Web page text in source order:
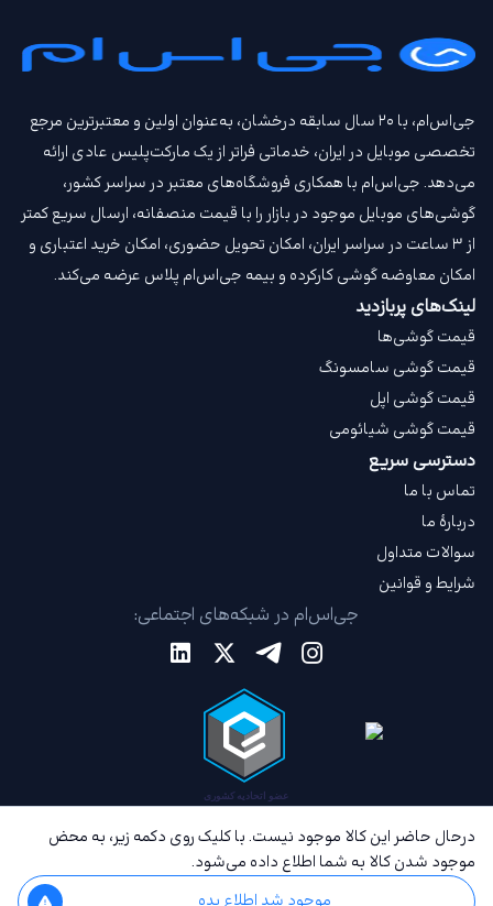
درحال حاضر این کالا موجود نیست. با کلیک روی دکمه زیر، به محض
موجود شدن کالا به شما اطلاع داده می‌شود.
موجود شد اطلاع بده
جی‌اس‌ام، با ۲۰ سال سابقه درخشان، به‌عنوان اولین و معتبرترین مرجع
تخصصی موبایل در ایران، خدماتی فراتر از یک مارکت‌پلیس عادی ارائه
می‌دهد. جی‌اس‌ام با همکاری فروشگاه‌های معتبر در سراسر کشور،
گوشی‌های موبایل موجود در بازار را با قیمت‌ منصفانه، ارسال سریع کمتر
از ۳ ساعت در سراسر ایران، امکان تحویل حضوری، امکان خرید اعتباری و
امکان معاوضه گوشی کارکرده و بیمه جی‌اس‌ام‌ پلاس عرضه می‌کند.
لینک‌های پربازدید
قیمت گوشی‌ها
قیمت گوشی سامسونگ
قیمت گوشی اپل
قیمت گوشی شیائومی
دسترسی سریع
تماس با ما
دربارهٔ ما
سوالات متداول
شرایط و قوانین
جی‌اس‌ام در شبکه‌های اجتماعی: